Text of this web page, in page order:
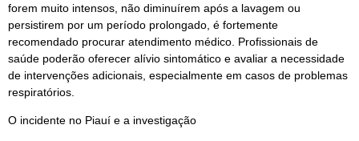
forem muito intensos, não diminuírem após a lavagem ou
persistirem por um período prolongado, é fortemente
recomendado procurar atendimento médico. Profissionais de
saúde poderão oferecer alívio sintomático e avaliar a necessidade
de intervenções adicionais, especialmente em casos de problemas
respiratórios.
O incidente no Piauí e a investigação